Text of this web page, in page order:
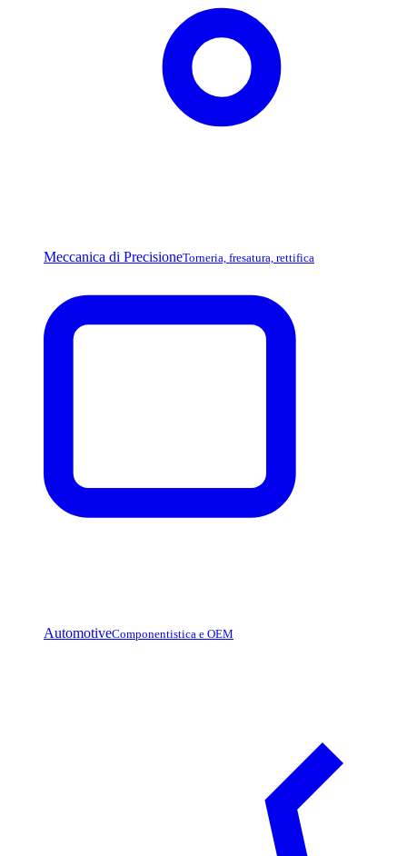
Meccanica di PrecisioneTorneria, fresatura, rettifica
AutomotiveComponentistica e OEM